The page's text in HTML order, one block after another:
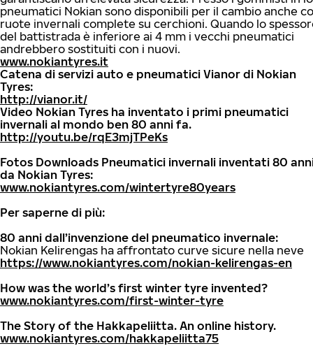
pneumatici Nokian sono disponibili per il cambio anche
ruote invernali complete su cerchioni. Quando lo
del battistrada è inferiore ai 4 mm i vecchi pneumatici
andrebbero sostituiti con i nuovi.
www.nokiantyres.it
Catena di servizi auto e pneumatici Vianor di Nokian
Tyres:
http://vianor.it/
Video Nokian Tyres ha inventato i primi pneumatici
invernali al mondo ben 80 anni fa.
http://youtu.be/rqE3mjTPeKs
Fotos Downloads Pneumatici invernali inventati 80
da Nokian Tyres:
www.nokiantyres.com/wintertyre80years
Per saperne di più:
80 anni dall’invenzione del pneumatico invernale:
Nokian Kelirengas ha affrontato curve sicure nella neve
https://www.nokiantyres.com/nokian-kelirengas-en
How was the world’s first winter tyre invented?
www.nokiantyres.com/first-winter-tyre
The Story of the Hakkapeliitta. An online history.
www.nokiantyres.com/hakkapeliitta75